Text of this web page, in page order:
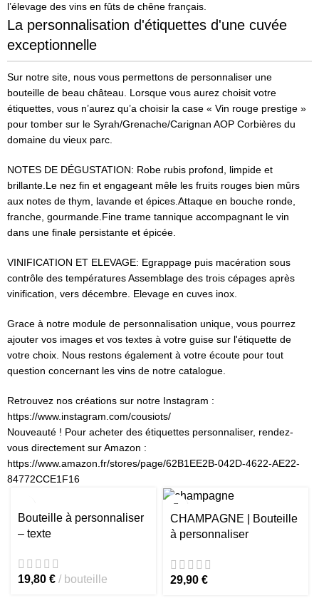
l’élevage des vins en fûts de chêne français.
La personnalisation d'étiquettes d'une cuvée
exceptionnelle
Sur notre site, nous vous permettons de personnaliser une
bouteille de beau château. Lorsque vous aurez choisit votre
étiquettes, vous n’aurez qu’a choisir la case « Vin rouge prestige »
pour tomber sur le Syrah/Grenache/Carignan AOP Corbières du
domaine du vieux parc.
NOTES DE DÉGUSTATION: Robe rubis profond, limpide et
brillante.Le nez fin et engageant mêle les fruits rouges bien mûrs
aux notes de thym, lavande et épices.Attaque en bouche ronde,
franche, gourmande.Fine trame tannique accompagnant le vin
dans une finale persistante et épicée.
VINIFICATION ET ELEVAGE: Egrappage puis macération sous
contrôle des températures Assemblage des trois cépages après
vinification, vers décembre. Elevage en cuves inox.
Grace à notre module de personnalisation unique, vous pourrez
ajouter vos images et vos textes à votre guise sur l'étiquette de
votre choix. Nous restons également à votre écoute pour tout
question concernant les vins de notre catalogue.
Retrouvez nos créations sur notre Instagram :
https://www.instagram.com/cousiots/
Nouveauté ! Pour acheter des étiquettes personnaliser, rendez-
vous directement sur Amazon :
https://www.amazon.fr/stores/page/62B1EE2B-042D-4622-AE22-
84772CCE1F16
Bouteille à personnaliser
– texte
19,80 € bouteille
CHAMPAGNE | Bouteille
à personnaliser
29,90 €